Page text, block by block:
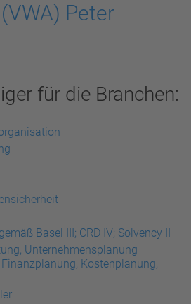
Peter
für die Branchen:
Basel III; CRD IV; Solvency II
Unternehmensplanung
Kostenplanung,